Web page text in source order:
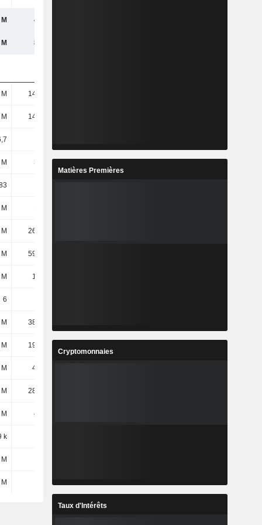
488 M
808 M
14,72 M
14,72 M
369 M
26,05 M
59,97 M
19,2 M
6
38,98 M
19,06 M
48,7 M
28,76 M
403 M
k
6 Md
Matières Premières
Cryptomonnaies
Taux d'Intérêts